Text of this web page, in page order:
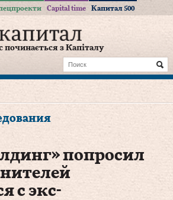
Capital time Капитал 500
починається з Капіталу
попросил
с экс-